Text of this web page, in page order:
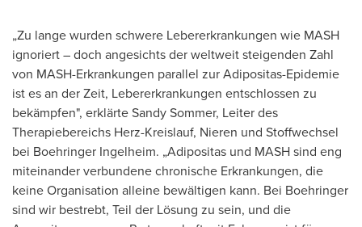
„Zu lange wurden schwere Lebererkrankungen wie MASH
ignoriert – doch angesichts der weltweit steigenden Zahl
von MASH-Erkrankungen parallel zur Adipositas-Epidemie
ist es an der Zeit, Lebererkrankungen entschlossen zu
bekämpfen", erklärteSandy Sommer, Leiter des
Therapiebereichs Herz-Kreislauf, Nieren und Stoffwechsel
bei Boehringer Ingelheim. „Adipositas und MASH sind eng
miteinander verbundene chronische Erkrankungen, die
keine Organisation alleine bewältigen kann. Bei Boehringer
sind wir bestrebt, Teil der Lösung zu sein, und die